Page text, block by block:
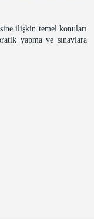
ilişkin temel konuları
yapma ve sınavlara